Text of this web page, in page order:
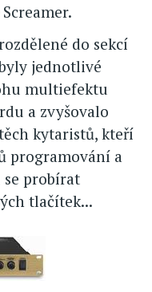
do sekcí
jednotlivé
multiefektu
a zvyšovalo
kytaristů, kteří
programování a
se probírat
tlačítek...